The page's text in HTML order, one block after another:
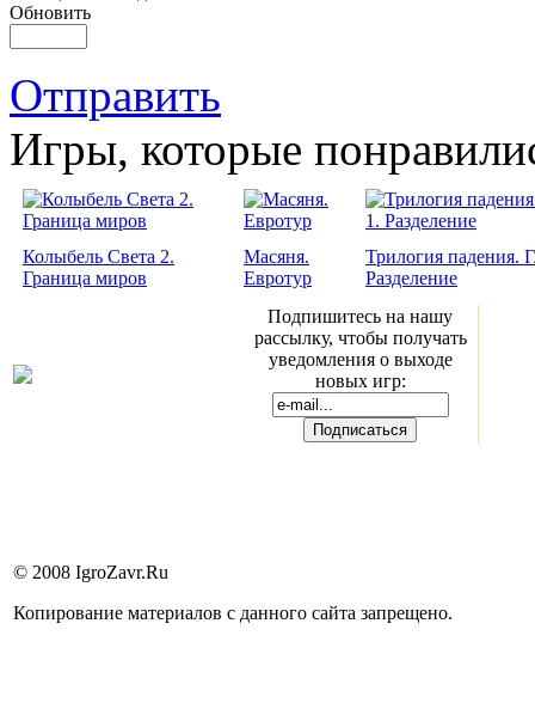
Обновить
Отправить
Игры, которые
Колыбель Света 2.
Граница миров
Масяня.
Евротур
Трилогия падения.
Разделение
Подпишитесь на нашу
рассылку, чтобы получать
уведомления о выходе
новых игр:
© 2008 IgroZavr.Ru
Копирование материалов с данного сайта запрещено.